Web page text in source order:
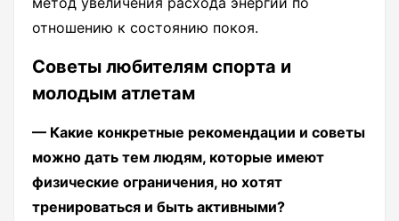
отношению к состоянию покоя.
Советы любителям спорта и
молодым атлетам
— Какие конкретные рекомендации и советы
можно дать тем людям, которые имеют
физические ограничения, но хотят
тренироваться и быть активными?